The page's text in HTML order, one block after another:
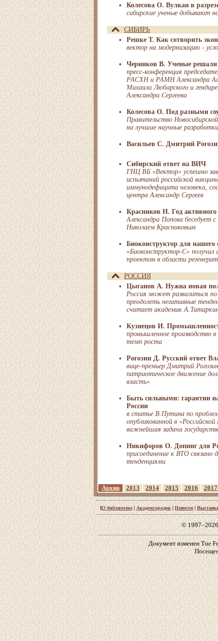
Колесова О. Вулкан в
сибирские ученые добывают
СИБИРЬ
Решке Т. Как сотворить
вектор на модернизацию -
Черников В. Ученые
пресс-конференция
РАСХН и РАМН Александра
Михаила Любарского и
Александра Сергеева
Колесова О. Под разными
Правительство
на лучшие научные разработки
Васильев С. Дмитрий
Сибирский ответ на ВИЧ
ГНЦ ВБ «Вектор» успешно
испытаний российской
иммунодефицита человека,
центра Александр Сергеев
Красников Н. Год активного
Александра Попова беседует
Николаем Красниковым
Биоконструктор для нашего
«Биоконструктор-С» получил
проектом в области
РОССИЯ
Цыганов А. Нужна новая
Россия может развалиться
преодолеть негативные
считает академик
Кузнецов И.
промышленное производство в
темп роста
Рогозин Д. Русский ответ
вице-премьер Дмитрий
патриотическое движение
власть»
Быть сильными: гарантии
России
в статье В.Путина по
опубликованной в
важнейшая задача
Никифоров О. Допинг для
присоединение к ВТО
тенденциями
Архив 2013 2014 2015 2016 2017
[О библиотеке|Академгородок|Новости|
©
Документ изменен Tue